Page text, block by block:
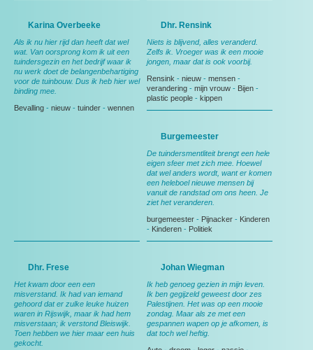
Karina Overbeeke
Als ik nu hier rijd dan heeft dat wel
wat. Van oorsprong kom ik uit een
tuindersgezin en het bedrijf waar ik
nu werk doet de belangenbehartiging
voor de tuinbouw. Dus ik heb hier wel
binding mee.
Bevalling - nieuw - tuinder - wennen
Dhr. Rensink
Niets is blijvend, alles veranderd.
Zelfs ik. Vroeger was ik een mooie
jongen, maar dat is ook voorbij.
Rensink - nieuw - mensen -
verandering - mijn vrouw - Bijen -
plastic people - kippen
Burgemeester
De tuindersmentliteit brengt een hele
eigen sfeer met zich mee. Hoewel
dat wel anders wordt, want er komen
een heleboel nieuwe mensen bij
vanuit de randstad om ons heen. Je
ziet het veranderen.
burgemeester - Pijnacker - Kinderen
- Kinderen - Politiek
Dhr. Frese
Het kwam door een een
misverstand. Ik had van iemand
gehoord dat er zulke leuke huizen
waren in Rijswijk, maar ik had hem
misverstaan; ik verstond Bleiswijk.
Toen hebben we hier maar een huis
gekocht.
Johan Wiegman
Ik heb genoeg gezien in mijn leven.
Ik ben gegijzeld geweest door zes
Palestijnen. Het was op een mooie
zondag. Maar als ze met een
gespannen wapen op je afkomen, is
dat toch wel heftig.